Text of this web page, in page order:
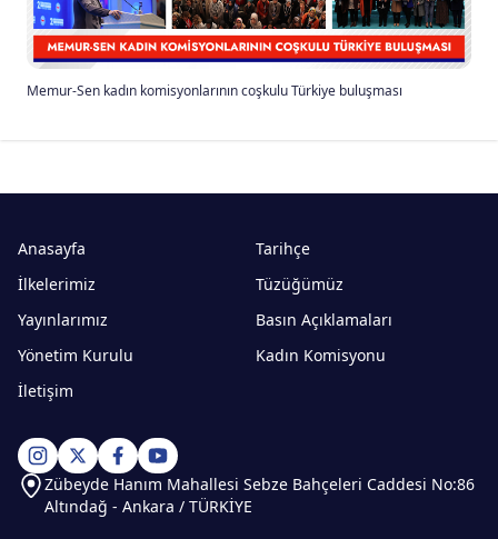
Memur-Sen kadın komisyonlarının coşkulu Türkiye buluşması
Anasayfa
Tarihçe
İlkelerimiz
Tüzüğümüz
Yayınlarımız
Basın Açıklamaları
Yönetim Kurulu
Kadın Komisyonu
İletişim
Zübeyde Hanım Mahallesi Sebze Bahçeleri Caddesi No:86
Altındağ - Ankara / TÜRKİYE